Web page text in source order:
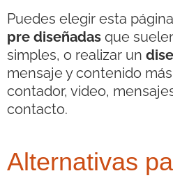
Puedes elegir esta
pre diseñadas que
simples, o realizar un
mensaje y contenido
contador, video,
contacto.
Alternativas